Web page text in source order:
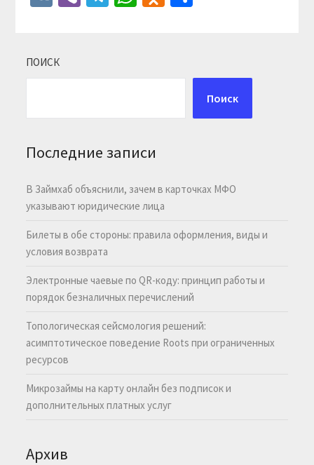
ПОИСК
Поиск
Последние записи
В Займхаб объяснили, зачем в карточках МФО
указывают юридические лица
Билеты в обе стороны: правила оформления, виды и
условия возврата
Электронные чаевые по QR-коду: принцип работы и
порядок безналичных перечислений
Топологическая сейсмология решений:
асимптотическое поведение Roots при ограниченных
ресурсов
Микрозаймы на карту онлайн без подписок и
дополнительных платных услуг
Архив